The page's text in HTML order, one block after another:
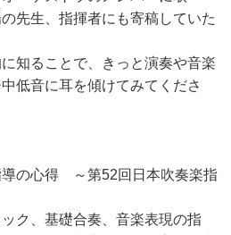
先生、指揮者にも寄稿していた
知ることで、きっと演奏や音楽
低音に耳を傾けてみてくださ
の心得 ～第52回日本吹奏楽指
ク、基礎合奏、音楽表現の指